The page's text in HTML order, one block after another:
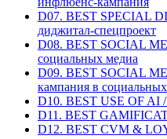
D07. BEST SPECIAL
диджитал-спецпроект
D08. BEST SOCIAL
социальных медиа
D09. BEST SOCIAL
кампания в
D10. BEST USE OF AI
D11. BEST
D12. BEST CVM &